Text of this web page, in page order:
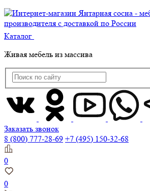
Каталог
Живая мебель из массива
Заказать звонок
8 (800) 777-28-69 +7 (495) 150-32-68
0
0